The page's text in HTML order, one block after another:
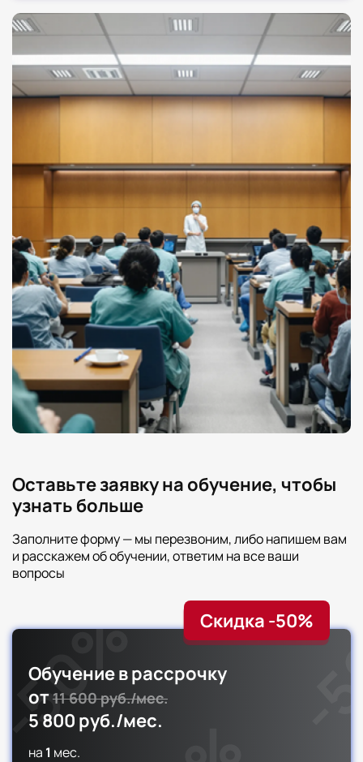
Оставьте заявку на обучение, чтобы
узнать больше
Заполните форму — мы перезвоним, либо напишем вам
и расскажем об обучении, ответим на все ваши
вопросы
Скидка -50%
Обучение в рассрочку
от11 600 руб./мес.
5 800 руб./мес.
на 1 мес.